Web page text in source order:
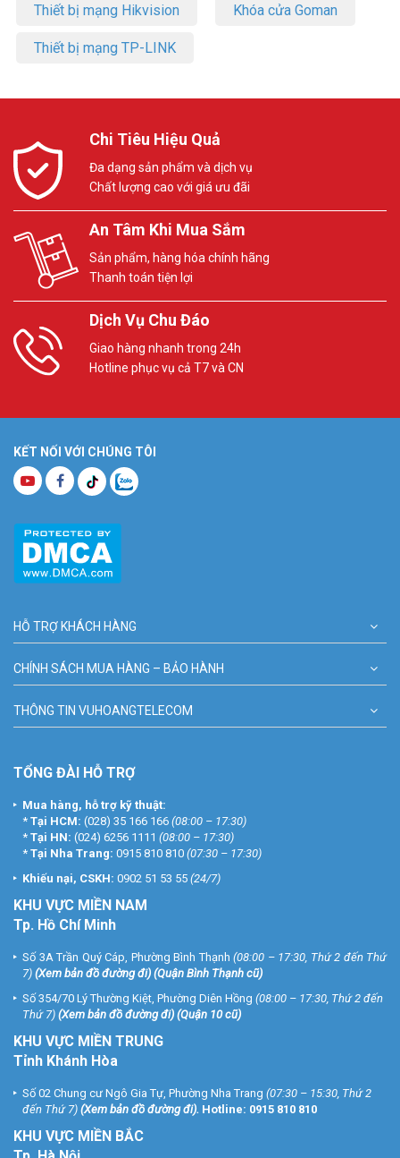
Thiết bị mạng Hikvision Khóa cửa Goman
Thiết bị mạng TP-LINK
Chi Tiêu Hiệu Quả
Đa dạng sản phẩm và dịch vụ
Chất lượng cao với giá ưu đãi
An Tâm Khi Mua Sắm
Sản phẩm, hàng hóa chính hãng
Thanh toán tiện lợi
Dịch Vụ Chu Đáo
Giao hàng nhanh trong 24h
Hotline phục vụ cả T7 và CN
KẾT NỐI VỚI CHÚNG TÔI
HỖ TRỢ KHÁCH HÀNG
CHÍNH SÁCH MUA HÀNG – BẢO HÀNH
THÔNG TIN VUHOANGTELECOM
TỔNG ĐÀI HỖ TRỢ
Mua hàng, hỗ trợ kỹ thuật:
* Tại HCM: (028) 35 166 166 (08:00 – 17:30)
* Tại HN: (024) 6256 1111 (08:00 – 17:30)
* Tại Nha Trang: 0915 810 810 (07:30 – 17:30)
Khiếu nại, CSKH: 0902 51 53 55 (24/7)
KHU VỰC MIỀN NAM
Tp. Hồ Chí Minh
Số 3A Trần Quý Cáp, Phường Bình Thạnh (08:00 – 17:30, Thứ 2 đến Thứ
7) (Xem bản đồ đường đi) (Quận Bình Thạnh cũ)
Số 354/70 Lý Thường Kiệt, Phường Diên Hồng (08:00 – 17:30, Thứ 2 đến
Thứ 7) (Xem bản đồ đường đi) (Quận 10 cũ)
KHU VỰC MIỀN TRUNG
Tỉnh Khánh Hòa
Số 02 Chung cư Ngô Gia Tự, Phường Nha Trang (07:30 – 15:30, Thứ 2
đến Thứ 7) (Xem bản đồ đường đi). Hotline: 0915 810 810
KHU VỰC MIỀN BẮC